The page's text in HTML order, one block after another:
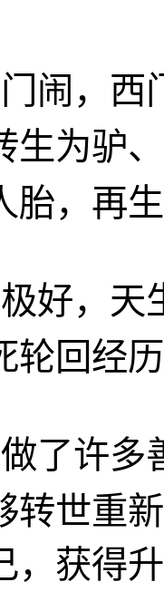
闹，西
生为驴
胎，再
好，天
轮回经
了许多
转世重
，获得